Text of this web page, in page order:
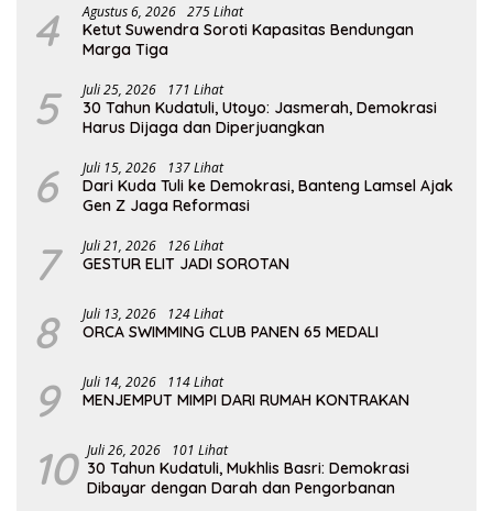
4 Agustus 6, 2026 275 Lihat
Ketut Suwendra Soroti Kapasitas Bendungan
Marga Tiga
5 Juli 25, 2026 171 Lihat
30 Tahun Kudatuli, Utoyo: Jasmerah, Demokrasi
Harus Dijaga dan Diperjuangkan
6 Juli 15, 2026 137 Lihat
Dari Kuda Tuli ke Demokrasi, Banteng Lamsel Ajak
Gen Z Jaga Reformasi
7 Juli 21, 2026 126 Lihat
GESTUR ELIT JADI SOROTAN
8 Juli 13, 2026 124 Lihat
ORCA SWIMMING CLUB PANEN 65 MEDALI
9 Juli 14, 2026 114 Lihat
MENJEMPUT MIMPI DARI RUMAH KONTRAKAN
10 Juli 26, 2026 101 Lihat
30 Tahun Kudatuli, Mukhlis Basri: Demokrasi
Dibayar dengan Darah dan Pengorbanan